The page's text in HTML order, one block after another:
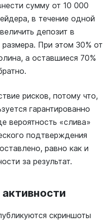
сумму от 10 000
в течение одной
депозит в
При этом 30% от
а оставшиеся 70%
рисков, потому что,
гарантированно
вероятность «слива»
подтверждения
равно как и
за результат.
скриншоты